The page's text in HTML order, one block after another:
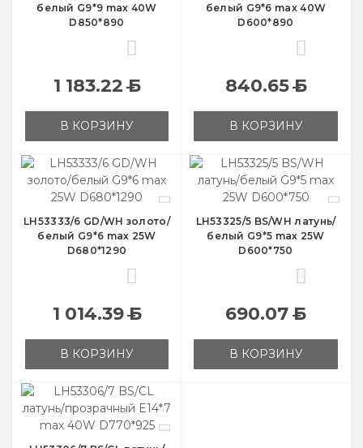
белый G9*9 max 40W
D850*890
1 183.22Б
В КОРЗИНУ
белый G9*6 max 40W
D600*890
840.65Б
В КОРЗИНУ
LH53333/6 GD/WH золото/
белый G9*6 max 25W
D680*1290
1 014.39Б
В КОРЗИНУ
LH53325/5 BS/WH латунь/
белый G9*5 max 25W
D600*750
690.07Б
В КОРЗИНУ